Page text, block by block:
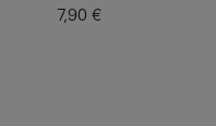
Prix ​​actuel
7,90 €